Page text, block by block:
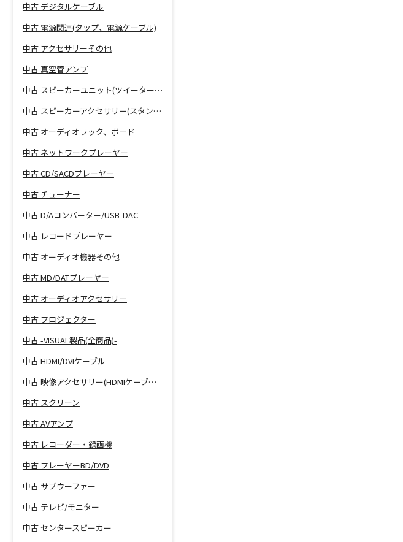
中古 デジタルケーブル
中古 電源関連(タップ、電源ケーブル)
中古 アクセサリーその他
中古 真空管アンプ
中古 スピーカーユニット(ツイーター、ウーファー等)
中古 スピーカーアクセサリー(スタンド等)
中古 オーディオラック、ボード
中古 ネットワークプレーヤー
中古 CD/SACDプレーヤー
中古 チューナー
中古 D/Aコンバーター/USB-DAC
中古 レコードプレーヤー
中古 オーディオ機器その他
中古 MD/DATプレーヤー
中古 オーディオアクセサリー
中古 プロジェクター
中古 -VISUAL製品(全商品)-
中古 HDMI/DVIケーブル
中古 映像アクセサリー(HDMIケーブル等)
中古 スクリーン
中古 AVアンプ
中古 レコーダー・録画機
中古 プレーヤーBD/DVD
中古 サブウーファー
中古 テレビ/モニター
中古 センタースピーカー